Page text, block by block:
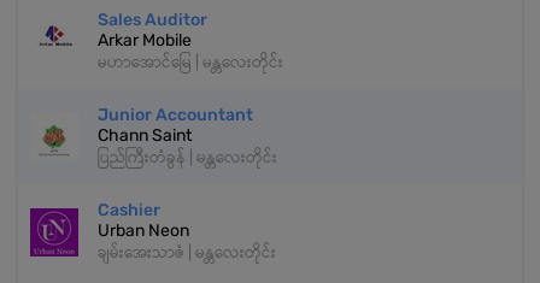
Sales Auditor
Arkar Mobile
မဟာအောင်မြေ | မန္တလေးတိုင်း
Junior Accountant
Chann Saint
ပြည်ကြီးတံခွန် | မန္တလေးတိုင်း
Cashier
Urban Neon
ချမ်းအေးသာဇံ | မန္တလေးတိုင်း